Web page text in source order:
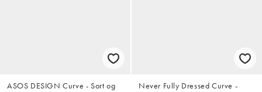
ASOS DESIGN Curve - Sort og
Never Fully Dressed Curve -